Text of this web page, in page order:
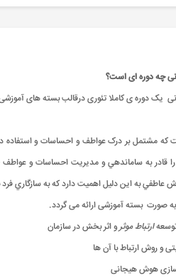
چه دوره ای است؟
دوره ی کاملا تئوری درقالب بسته های آموزشی
مشتمل بر درک عواطف و احساسات و استفاده
قادر به ساماندهي و مديريت احساسات و
به اين دليل اهميت دارد که به سازگاري فرد
.
توسعهارتباط موثرو اثر بخش در سازمان
و روش ارتباط با آن ها
هوش هیجانی